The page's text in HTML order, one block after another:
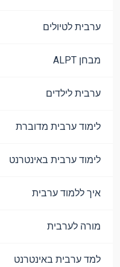
ערבית לטיולים
מבחן ALPT
ערבית לילדים
לימוד ערבית מדוברת
לימוד ערבית באינטרנט
איך ללמוד ערבית
מורה לערבית
למד ערבית באינטרנט